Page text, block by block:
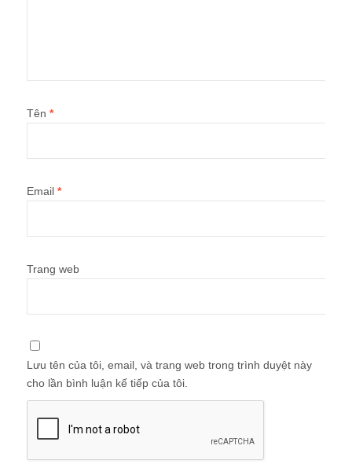
Tên *
Email *
Trang web
Lưu tên của tôi, email, và trang web trong trình duyệt này
cho lần bình luận kế tiếp của tôi.